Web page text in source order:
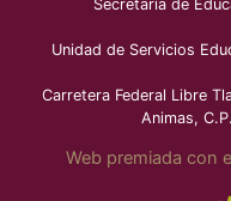
Secretaría de
Unidad de Servicios
Carretera Federal Libre
Animas,
Web premiada con